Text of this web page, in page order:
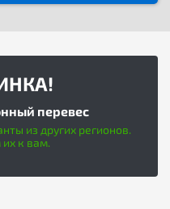
перевес
из других регионов.
к вам.